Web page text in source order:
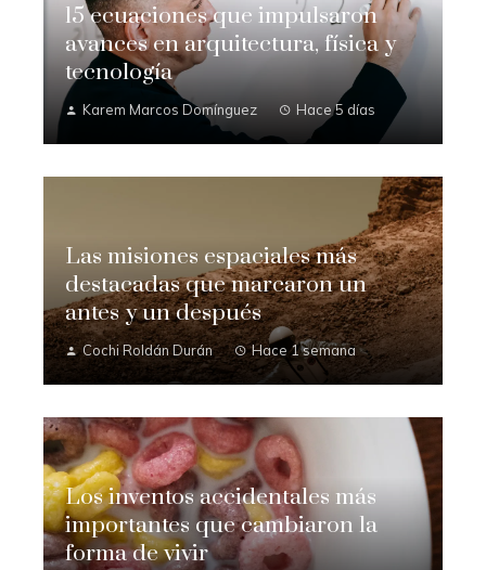
15 ecuaciones que impulsaron
avances en arquitectura, física y
tecnología
Karem Marcos Domínguez Hace 5 días
Las misiones espaciales más
destacadas que marcaron un
antes y un después
Cochi Roldán Durán Hace 1 semana
Los inventos accidentales más
importantes que cambiaron la
forma de vivir